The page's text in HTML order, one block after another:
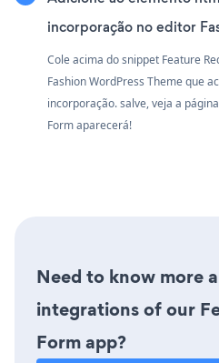
incorporação no editor
Cole acima do snippet Feature
Fashion WordPress Theme que
incorporação. salve, veja a
Form aparecerá!
Need to know more
integrations of our
Form app?